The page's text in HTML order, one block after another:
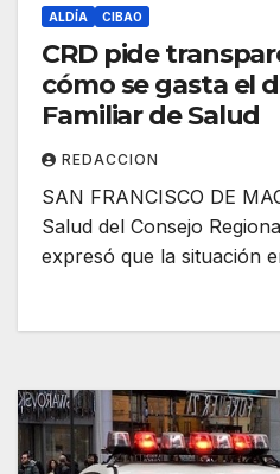
ALDÍA CIBAO
CRD pide
cómo se gasta el
Familiar de Salud
REDACCION
SAN FRANCISCO DE
Salud del Consejo
expresó que la situación